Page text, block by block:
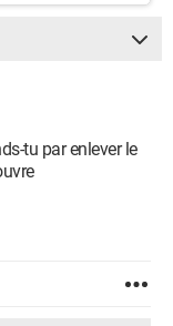
tu par enlever le